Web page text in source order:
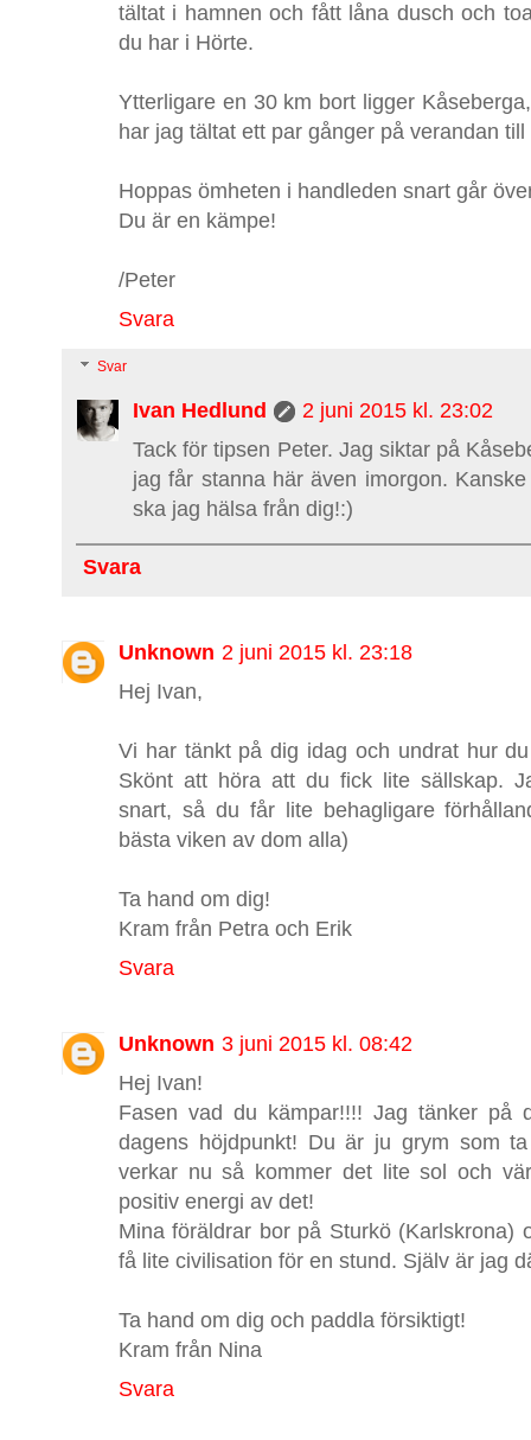
tältat i hamnen och fått låna dusch och
du har i Hörte.
Ytterligare en 30 km bort ligger
har jag tältat ett par gånger på verandan
Hoppas ömheten i handleden snart går
Du är en kämpe!
/Peter
Svara
Svar
Ivan Hedlund
2 juni 2015 kl. 23:02
Tack för tipsen Peter. Jag siktar på
jag får stanna här även imorgon.
ska jag hälsa från dig!:)
Svara
Unknown 2 juni 2015 kl. 23:18
Hej Ivan,
Vi har tänkt på dig idag och undrat hur
Skönt att höra att du fick lite sällskap.
snart, så du får lite behagligare
bästa viken av dom alla)
Ta hand om dig!
Kram från Petra och Erik
Svara
Unknown 3 juni 2015 kl. 08:42
Hej Ivan!
Fasen vad du kämpar!!!! Jag tänker
dagens höjdpunkt! Du är ju grym som
verkar nu så kommer det lite sol och
positiv energi av det!
Mina föräldrar bor på Sturkö (Karlskrona)
få lite civilisation för en stund. Själv är jag
Ta hand om dig och paddla försiktigt!
Kram från Nina
Svara